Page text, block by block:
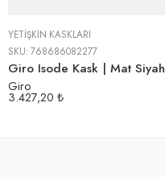
YETIŞKIN KASKLARI
SKU:768686082277
Giro Isode Kask | Mat Siyah
Giro
3.427,20 ₺